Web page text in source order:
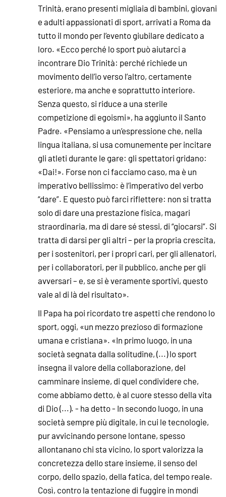
Trinità, erano presenti migliaia di bambini, giovani
e adulti appassionati di sport, arrivati a Roma da
tutto il mondo per l’evento giubilare dedicato a
loro. «Ecco perché lo sport può aiutarci a
incontrare Dio Trinità: perché richiede un
movimento dell’io verso l’altro, certamente
esteriore, ma anche e soprattutto interiore.
Senza questo, si riduce a una sterile
competizione di egoismi», ha aggiunto il Santo
Padre. «Pensiamo a un’espressione che, nella
lingua italiana, si usa comunemente per incitare
gli atleti durante le gare: gli spettatori gridano:
«Dai!». Forse non ci facciamo caso, ma è un
imperativo bellissimo: è l’imperativo del verbo
“dare”. E questo può farci riflettere: non si tratta
solo di dare una prestazione fisica, magari
straordinaria, ma di dare sé stessi, di “giocarsi”. Si
tratta di darsi per gli altri – per la propria crescita,
per i sostenitori, per i propri cari, per gli allenatori,
per i collaboratori, per il pubblico, anche per gli
avversari – e, se si è veramente sportivi, questo
vale al di là del risultato».
Il Papa ha poi ricordato tre aspetti che rendono lo
sport, oggi, «un mezzo prezioso di formazione
umana e cristiana». «In primo luogo, in una
società segnata dalla solitudine, (...) lo sport
insegna il valore della collaborazione, del
camminare insieme, di quel condividere che,
come abbiamo detto, è al cuore stesso della vita
di Dio (...). - ha detto - In secondo luogo, in una
società sempre più digitale, in cui le tecnologie,
pur avvicinando persone lontane, spesso
allontanano chi sta vicino, lo sport valorizza la
concretezza dello stare insieme, il senso del
corpo, dello spazio, della fatica, del tempo reale.
Così, contro la tentazione di fuggire in mondi